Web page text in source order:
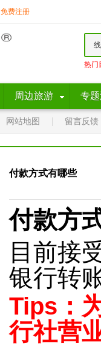
免费注册
热门
周边旅游 专
网站地图 留言反馈
付款方式有哪些
付款方
目前接
银行转
Tips ：
行社营